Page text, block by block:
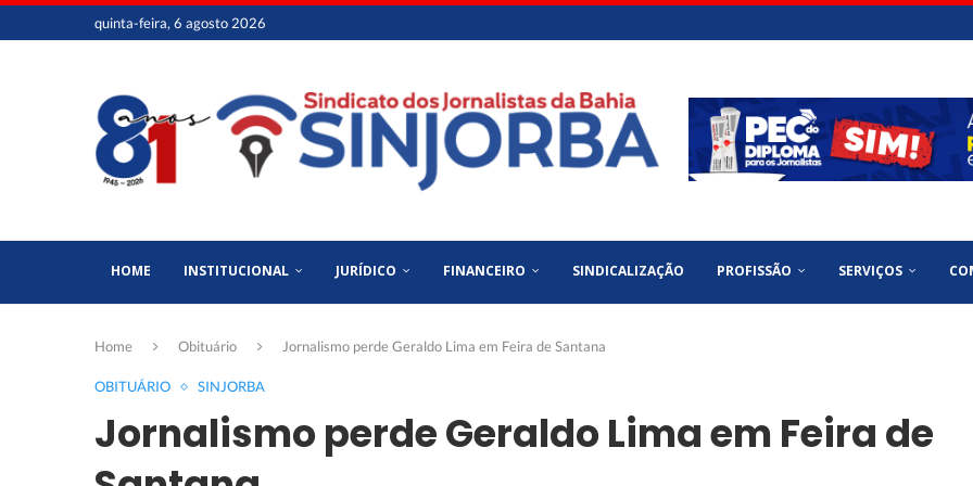
quinta-feira, 6 agosto 2026
HOME INSTITUCIONAL JURÍDICO FINANCEIRO SINDICALIZAÇÃO PROFISSÃO SERVIÇOS
Home Obituário Jornalismo perde Geraldo Lima em Feira de Santana
OBITUÁRIO SINJORBA
Jornalismo perde Geraldo Lima em Feira de